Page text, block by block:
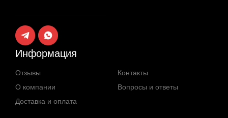
Информация
Отзывы
О компании
Доставка и оплата
Контакты
Вопросы и ответы